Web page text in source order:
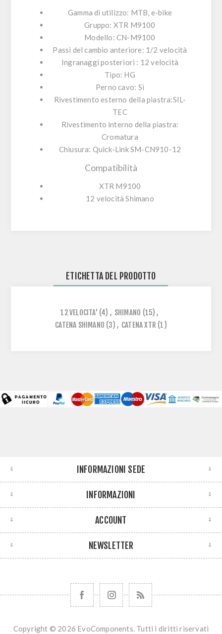
Gamma di utilizzo: MTB, e-bike
Gruppo: XTR M9100
Modello:CN-M9100
Passi del cambio anteriore: 1/2 velocità
Ingranaggi posteriori : 12 velocità
Tipo: HG
Perno cavo: Sì
Rivestimento esterno della piastra:SIL-
TEC
Rivestimento interno della piastra:
Cromatura
Chiusura: Quick-Link SM-CN910-12
Compatibilità
XTR M9100
12 velocità Shimano
ETICHETTA DEL PRODOTTO
12 VELOCITA' (4) , SHIMANO (15) ,
CATENA SHIMANO (3) , CATENA XTR (1)
INFORMAZIONI SEDE
INFORMAZIONI
ACCOUNT
NEWSLETTER
Copyright © 2026 EvoComponents. Tutti i diritti riservati